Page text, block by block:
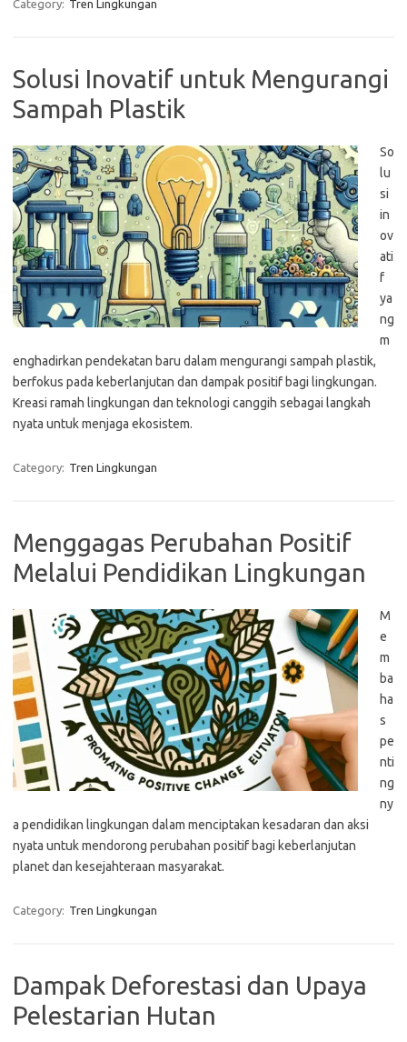
Category: Tren Lingkungan
Solusi Inovatif untuk Mengurangi
Sampah Plastik
So
lu
si
in
ov
ati
f
ya
ng
m
enghadirkan pendekatan baru dalam mengurangi sampah plastik,
berfokus pada keberlanjutan dan dampak positif bagi lingkungan.
Kreasi ramah lingkungan dan teknologi canggih sebagai langkah
nyata untuk menjaga ekosistem.
Category: Tren Lingkungan
Menggagas Perubahan Positif
Melalui Pendidikan Lingkungan
M
e
m
ba
ha
s
pe
nti
ng
ny
a pendidikan lingkungan dalam menciptakan kesadaran dan aksi
nyata untuk mendorong perubahan positif bagi keberlanjutan
planet dan kesejahteraan masyarakat.
Category: Tren Lingkungan
Dampak Deforestasi dan Upaya
Pelestarian Hutan